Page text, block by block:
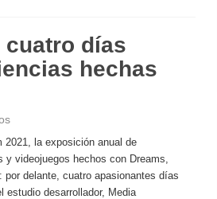
cuatro días
hechas
2021, la exposición anual de
y videojuegos hechos con Dreams,
por delante, cuatro apasionantes días
estudio desarrollador, Media